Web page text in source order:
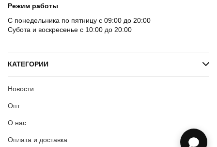
Режим работы
С понедельника по пятницу с 09:00 до 20:00
Субота и воскресенье с 10:00 до 20:00
КАТЕГОРИИ
Новости
Опт
О нас
Оплата и доставка